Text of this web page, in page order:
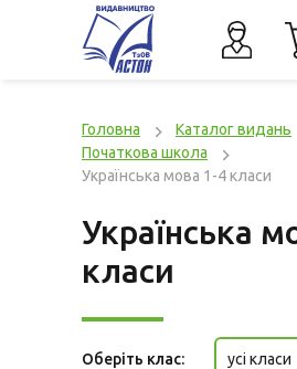
Головна
Каталог видань
Початкова школа
Українська мова 1-4 класи
Українська
класи
Оберіть клас: усі класи